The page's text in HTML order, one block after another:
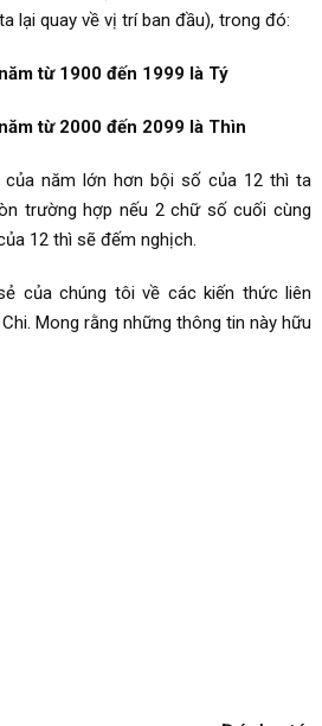
lại quay về vị trí ban đầu), trong đó:
từ 1900 đến 1999 là Tý
từ 2000 đến 2099 là Thìn
năm lớn hơn bội số của 12 thì ta
trường hợp nếu 2 chữ số cuối cùng
12 thì sẽ đếm nghịch.
của chúng tôi về các kiến thức liên
Mong rằng những thông tin này hữu